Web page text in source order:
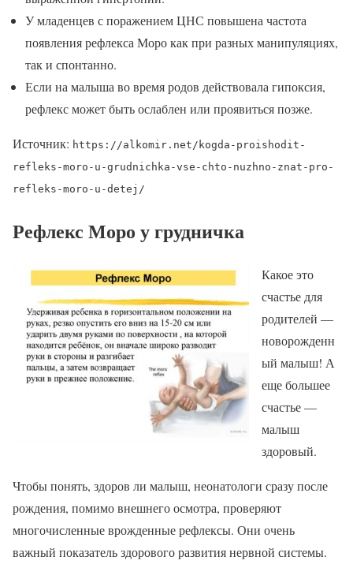
У младенцев с поражением ЦНС повышена частота
появления рефлекса Моро как при разных манипуляциях,
так и спонтанно.
Если на малыша во время родов действовала гипоксия,
рефлекс может быть ослаблен или проявиться позже.
Источник: https://alkomir.net/kogda-proishodit-
refleks-moro-u-grudnichka-vse-chto-nuzhno-znat-pro-
refleks-moro-u-detej/
Рефлекс Моро у грудничка
Какое это
счастье для
родителей —
новорожденн
ый малыш! А
еще большее
счастье —
малыш
здоровый.
Чтобы понять, здоров ли малыш, неонатологи сразу после
рождения, помимо внешнего осмотра, проверяют
многочисленные врожденные рефлексы. Они очень
важный показатель здорового развития нервной системы.